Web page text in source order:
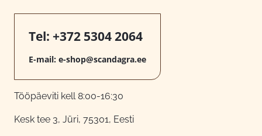
Tel: +372 5304 2064
E-mail: e-shop@scandagra.ee
Tööpäeviti kell 8:00-16:30
Kesk tee 3, Jüri, 75301, Eesti